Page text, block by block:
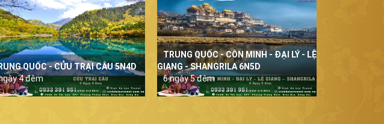
QUỐC - CỬU TRẠI CÂU 5N4D
4 đêm
TRUNG QUỐC - CÔN MINH - ĐẠI LÝ - LỆ
GIANG - SHANGRILA 6N5D
6 ngày 5 đêm